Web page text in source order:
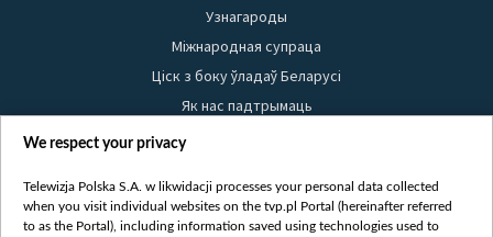
Узнагароды
Міжнародная супраца
Ціск з боку ўладаў Беларусі
Як нас падтрымаць
Правілы выкарыстання матэрыялаў
Бяспека
Youtube
We respect your privacy
Telewizja Polska S.A. w likwidacji processes your personal data collected
when you visit individual websites on the tvp.pl Portal (hereinafter referred
to as the Portal), including information saved using technologies used to